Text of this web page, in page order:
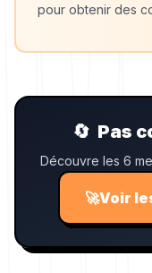
pour obtenir des
🔄 Pas
Découvre les 6
🚀Voir